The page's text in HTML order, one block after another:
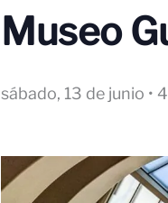
Museo
sábado, 13 de junio •